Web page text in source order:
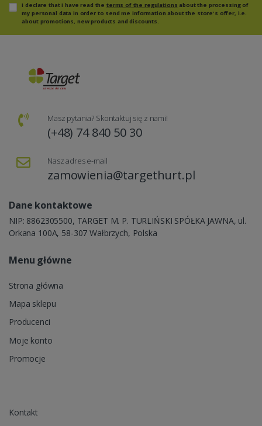
I declare that I have read the terms of the regulations about the processing of
my personal data in order to send me information about the store's offer, i.e.
about promotions, new products and discounts.
Masz pytania? Skontaktuj się z nami!
(+48) 74 840 50 30
Nasz adres e-mail
zamowienia@targethurt.pl
Dane kontaktowe
NIP: 8862305500, TARGET M. P. TURLIŃSKI SPÓŁKA JAWNA, ul.
Orkana 100A, 58-307 Wałbrzych, Polska
Menu główne
Strona główna
Mapa sklepu
Producenci
Moje konto
Promocje
Kontakt